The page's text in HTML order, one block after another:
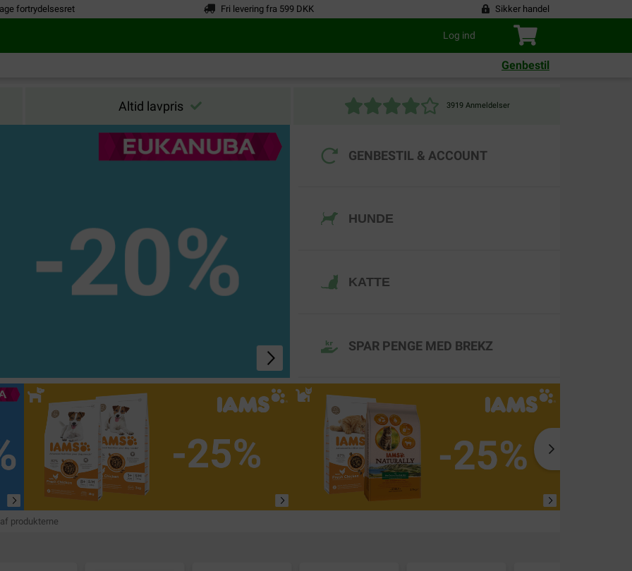
fortrydelsesret Fri levering fra 599 DKK Sikker handel
Log ind
Genbestil
Altid lavpris 3919 Anmeldelser
GENBESTIL & ACCOUNT
HUNDE
KATTE
SPAR PENGE MED BREKZ
produkterne